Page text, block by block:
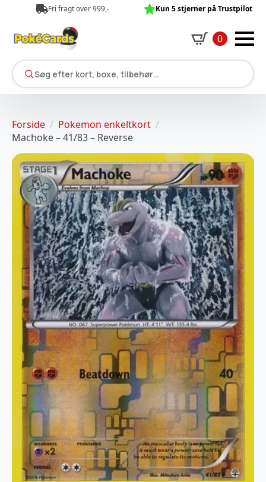
Fri fragt over 999,- Kun 5 stjerner på Trustpilot
0
Søg efter kort, boxe, tilbehør…
Forside
Pokemon enkeltkort
Machoke – 41/83 – Reverse